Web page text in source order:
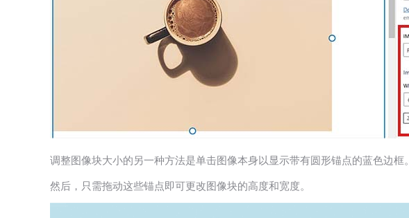
调整图像块大小的另一种方法是单击图像本身以显示带有圆形锚点的蓝色边框。
然后，只需拖动这些锚点即可更改图像块的高度和宽度。